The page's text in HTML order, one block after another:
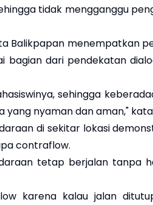
tidak mengganggu
Balikpapan menempatkan
bagian dari pendekatan
sehingga
nyaman dan aman,"
di sekitar lokasi
contraflow.
tetap berjalan tanpa
karena kalau jalan